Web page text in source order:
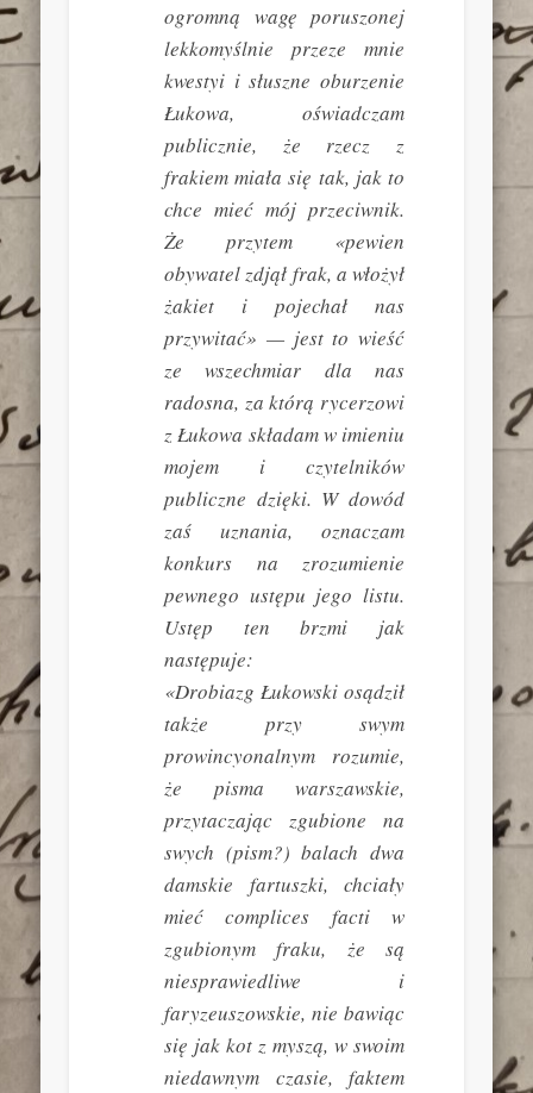
ogromną wagę poruszonej
lekkomyślnie przeze mnie
kwestyi i słuszne oburzenie
Łukowa, oświadczam
publicznie, że rzecz z
frakiem miała się tak, jak to
chce mieć mój przeciwnik.
Że przytem «pewien
obywatel zdjął frak, a włożył
żakiet i pojechał nas
przywitać» — jest to wieść
ze wszechmiar dla nas
radosna, za którą rycerzowi
z Łukowa składam w imieniu
mojem i czytelników
publiczne dzięki. W dowód
zaś uznania, oznaczam
konkurs na zrozumienie
pewnego ustępu jego listu.
Ustęp ten brzmi jak
następuje:
«Drobiazg Łukowski osądził
także przy swym
prowincyonalnym rozumie,
że pisma warszawskie,
przytaczając zgubione na
swych (pism?) balach dwa
damskie fartuszki, chciały
miećcomplices factiw
zgubionym fraku, że są
niesprawiedliwe i
faryzeuszowskie, nie bawiąc
się jak kot z myszą, w swoim
niedawnym czasie, faktem